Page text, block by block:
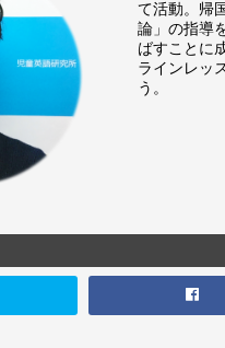
て活動。帰
論」の指導
ばすことに
ラインレッ
う。